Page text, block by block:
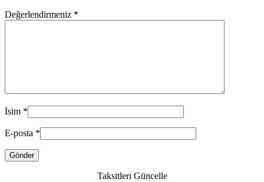
Değerlendirmeniz *
İsim *
E-posta *
Taksitleri Güncelle